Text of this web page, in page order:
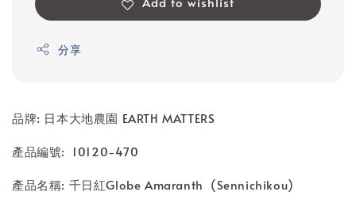
分享
品牌: 日本大地農園 EARTH MATTERS
產品編號: 10120-470
產品名稱: 千日紅Globe Amaranth (Sennichikou)